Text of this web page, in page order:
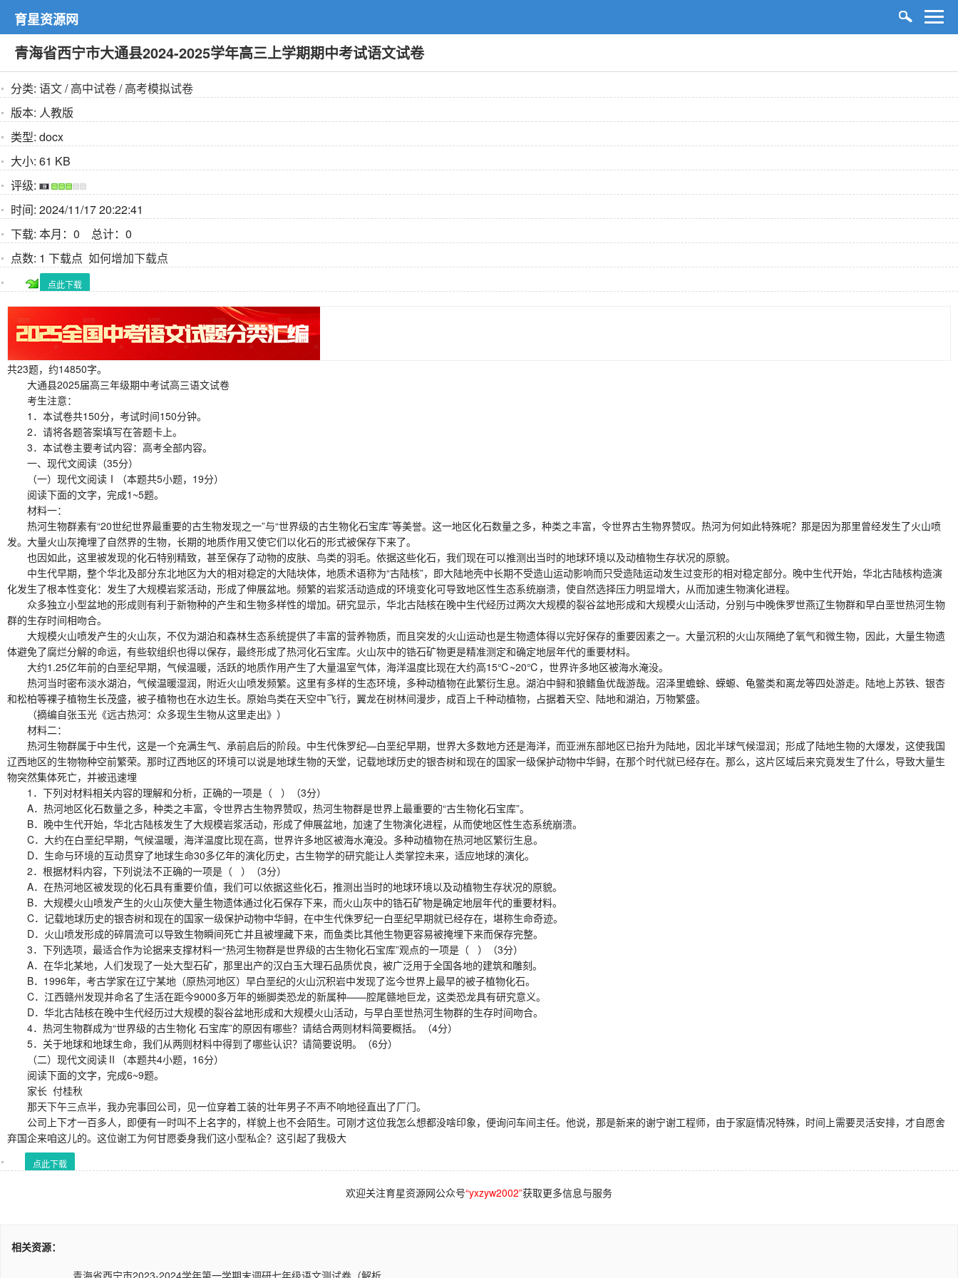
育星资源网
青海省西宁市大通县2024-2025学年高三上学期期中考试语文试卷
分类: 语文/高中试卷/高考模拟试卷
版本: 人教版
类型: docx
大小: 61 KB
评级:
时间: 2024/11/17 20:22:41
下载: 本月：0 总计：0
点数: 1 下载点 如何增加下载点
点此下载
共23题，约14850字。
大通县2025届高三年级期中考试高三语文试卷
考生注意：
1．本试卷共150分，考试时间150分钟。
2．请将各题答案填写在答题卡上。
3．本试卷主要考试内容：高考全部内容。
一、现代文阅读（35分）
（一）现代文阅读Ⅰ（本题共5小题，19分）
阅读下面的文字，完成1~5题。
材料一：
热河生物群素有“20世纪世界最重要的古生物发现之一”与“世界级的古生物化石宝库”等美誉。这一地区化石数量之多，种类之丰富，令世界古生物界赞叹。热河为何如此特殊呢？那是因为那里曾经发生了火山喷
发。大量火山灰掩埋了自然界的生物，长期的地质作用又使它们以化石的形式被保存下来了。
也因如此，这里被发现的化石特别精致，甚至保存了动物的皮肤、鸟类的羽毛。依据这些化石，我们现在可以推测出当时的地球环境以及动植物生存状况的原貌。
中生代早期，整个华北及部分东北地区为大的相对稳定的大陆块体，地质术语称为“古陆核”，即大陆地壳中长期不受造山运动影响而只受造陆运动发生过变形的相对稳定部分。晚中生代开始，华北古陆核构造演
化发生了根本性变化：发生了大规模岩浆活动，形成了伸展盆地。频繁的岩浆活动造成的环境变化可导致地区性生态系统崩溃，使自然选择压力明显增大，从而加速生物演化进程。
众多独立小型盆地的形成则有利于新物种的产生和生物多样性的增加。研究显示，华北古陆核在晚中生代经历过两次大规模的裂谷盆地形成和大规模火山活动，分别与中晚侏罗世燕辽生物群和早白垩世热河生物
群的生存时间相吻合。
大规模火山喷发产生的火山灰，不仅为湖泊和森林生态系统提供了丰富的营养物质，而且突发的火山运动也是生物遗体得以完好保存的重要因素之一。大量沉积的火山灰隔绝了氧气和微生物，因此，大量生物遗
体避免了腐烂分解的命运，有些软组织也得以保存，最终形成了热河化石宝库。火山灰中的锆石矿物更是精准测定和确定地层年代的重要材料。
大约1.25亿年前的白垩纪早期，气候温暖，活跃的地质作用产生了大量温室气体，海洋温度比现在大约高15℃~20℃，世界许多地区被海水淹没。
热河当时密布淡水湖泊，气候温暖湿润，附近火山喷发频繁。这里有多样的生态环境，多种动植物在此繁衍生息。湖泊中鲟和狼鳍鱼优哉游哉。沼泽里蟾蜍、蝾螈、龟鳖类和离龙等四处游走。陆地上苏铁、银杏
和松柏等裸子植物生长茂盛，被子植物也在水边生长。原始鸟类在天空中飞行，翼龙在树林间漫步，成百上千种动植物，占据着天空、陆地和湖泊，万物繁盛。
（摘编自张玉光《远古热河：众多现生生物从这里走出》）
材料二：
热河生物群属于中生代，这是一个充满生气、承前启后的阶段。中生代侏罗纪—白垩纪早期，世界大多数地方还是海洋，而亚洲东部地区已抬升为陆地，因北半球气候湿润；形成了陆地生物的大爆发，这使我国
辽西地区的生物物种空前繁荣。那时辽西地区的环境可以说是地球生物的天堂，记载地球历史的银杏树和现在的国家一级保护动物中华鲟，在那个时代就已经存在。那么，这片区域后来究竟发生了什么，导致大量生
物突然集体死亡，并被迅速埋
1．下列对材料相关内容的理解和分析，正确的一项是（ ）（3分）
A．热河地区化石数量之多，种类之丰富，令世界古生物界赞叹，热河生物群是世界上最重要的“古生物化石宝库”。
B．晚中生代开始，华北古陆核发生了大规模岩浆活动，形成了伸展盆地，加速了生物演化进程，从而使地区性生态系统崩溃。
C．大约在白垩纪早期，气候温暖，海洋温度比现在高，世界许多地区被海水淹没。多种动植物在热河地区繁衍生息。
D．生命与环境的互动贯穿了地球生命30多亿年的演化历史，古生物学的研究能让人类掌控未来，适应地球的演化。
2．根据材料内容，下列说法不正确的一项是（ ）（3分）
A．在热河地区被发现的化石具有重要价值，我们可以依据这些化石，推测出当时的地球环境以及动植物生存状况的原貌。
B．大规模火山喷发产生的火山灰使大量生物遗体通过化石保存下来，而火山灰中的锆石矿物是确定地层年代的重要材料。
C．记载地球历史的银杏树和现在的国家一级保护动物中华鲟，在中生代侏罗纪一白垩纪早期就已经存在，堪称生命奇迹。
D．火山喷发形成的碎屑流可以导致生物瞬间死亡并且被埋藏下来，而鱼类比其他生物更容易被掩埋下来而保存完整。
3．下列选项，最适合作为论据来支撑材料一“热河生物群是世界级的古生物化石宝库”观点的一项是（ ）（3分）
A．在华北某地，人们发现了一处大型石矿，那里出产的汉白玉大理石品质优良，被广泛用于全国各地的建筑和雕刻。
B．1996年，考古学家在辽宁某地（原热河地区）早白垩纪的火山沉积岩中发现了迄今世界上最早的被子植物化石。
C．江西赣州发现并命名了生活在距今9000多万年的蜥脚类恐龙的新属种——腔尾赣地巨龙，这类恐龙具有研究意义。
D．华北古陆核在晚中生代经历过大规模的裂谷盆地形成和大规模火山活动，与早白垩世热河生物群的生存时间吻合。
4．热河生物群成为“世界级的古生物化 石宝库”的原因有哪些？请结合两则材料简要概括。（4分）
5．关于地球和地球生命，我们从两则材料中得到了哪些认识？请简要说明。（6分）
（二）现代文阅读Ⅱ（本题共4小题，16分）
阅读下面的文字，完成6~9题。
家长 付桂秋
那天下午三点半，我办完事回公司，见一位穿着工装的壮年男子不声不响地径直出了厂门。
公司上下才一百多人，即便有一时叫不上名字的，样貌上也不会陌生。可刚才这位我怎么想都没啥印象，便询问车间主任。他说，那是新来的谢宁谢工程师，由于家庭情况特殊，时间上需要灵活安排，才自愿舍
弃国企来咱这儿的。这位谢工为何甘愿委身我们这小型私企？这引起了我极大
点此下载
欢迎关注育星资源网公众号“yxzyw2002”获取更多信息与服务
相关资源：
青海省西宁市2023-2024学年第一学期末调研七年级语文测试卷（解析..